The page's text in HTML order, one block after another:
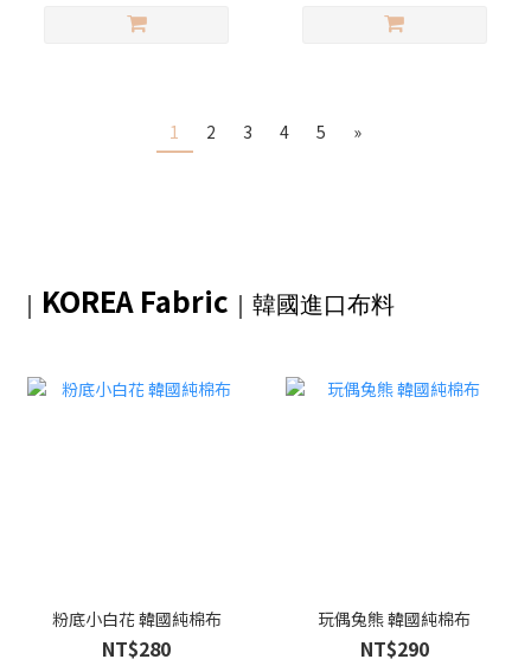
1 2 3 4 5 »
｜ KOREA Fabric ｜韓國進口布料
粉底小白花 韓國純棉布
NT$280
玩偶兔熊 韓國純棉布
NT$290